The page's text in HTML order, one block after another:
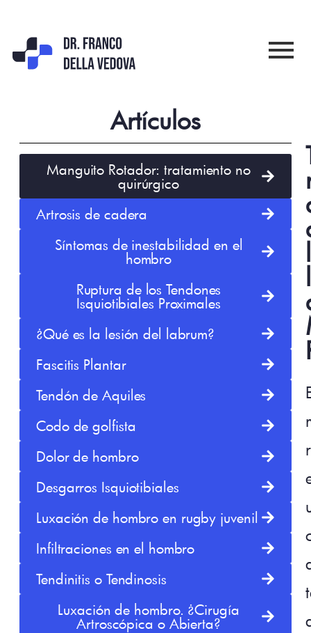
Artículos
Manguito Rotador: tratamiento no
quirúrgico
Artrosis de cadera
Síntomas de inestabilidad en el
hombro
Ruptura de los Tendones
Isquiotibiales Proximales
¿Qué es la lesión del labrum?
Fascitis Plantar
Tendón de Aquiles
Codo de golfista
Dolor de hombro
Desgarros Isquiotibiales
Luxación de hombro en rugby juvenil
Infiltraciones en el hombro
Tendinitis o Tendinosis
Luxación de hombro. ¿Cirugía
Artroscópica o Abierta?